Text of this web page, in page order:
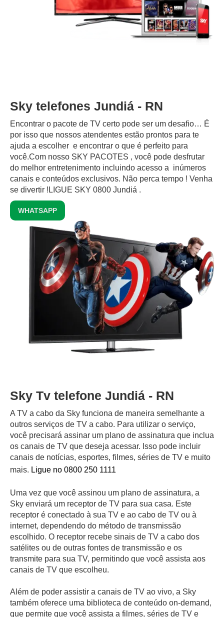
Sky telefones Jundiá - RN
Encontrar o pacote de TV certo pode ser um desafio… É
por isso que nossos atendentes estão prontos para te
ajuda a escolher e encontrar o que é perfeito para
você.Com nosso SKY PACOTES , você pode desfrutar
do melhor entretenimento incluindo acesso a inúmeros
canais e conteúdos exclusivos.‍ Não perca tempo ! Venha
se divertir !LIGUE SKY 0800 Jundiá .
WHATSAPP
Sky Tv telefone Jundiá - RN
A TV a cabo da Sky funciona de maneira semelhante a
outros serviços de TV a cabo. Para utilizar o serviço,
você precisará assinar um plano de assinatura que inclua
os canais de TV que deseja acessar. Isso pode incluir
canais de notícias, esportes, filmes, séries de TV e muito
mais. Ligue no 0800 250 1111
Uma vez que você assinou um plano de assinatura, a
Sky enviará um receptor de TV para sua casa. Este
receptor é conectado à sua TV e ao cabo de TV ou à
internet, dependendo do método de transmissão
escolhido. O receptor recebe sinais de TV a cabo dos
satélites ou de outras fontes de transmissão e os
transmite para sua TV, permitindo que você assista aos
canais de TV que escolheu.
Além de poder assistir a canais de TV ao vivo, a Sky
também oferece uma biblioteca de conteúdo on-demand,
que permite que você assista a filmes, séries de TV e